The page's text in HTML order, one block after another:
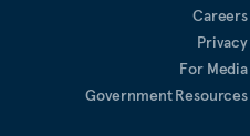
Careers
Privacy
For Media
Government Resources